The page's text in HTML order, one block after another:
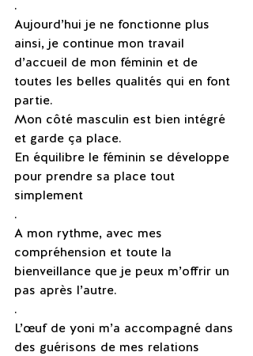
.
Aujourd’hui je ne fonctionne plus
ainsi, je continue mon travail
d’accueil de mon féminin et de
toutes les belles qualités qui en font
partie.
Mon côté masculin est bien intégré
et garde ça place.
En équilibre le féminin se développe
pour prendre sa place tout
simplement
.
A mon rythme, avec mes
compréhension et toute la
bienveillance que je peux m’offrir un
pas après l’autre.
.
L’œuf de yoni m’a accompagné dans
des guérisons de mes relations